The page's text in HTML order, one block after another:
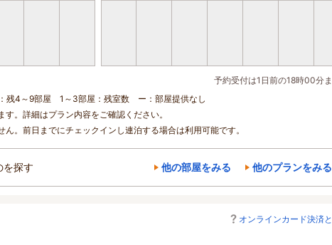
予約受付は1日前の18時00分
4～9部屋 1～3部屋：残室数 ー：部屋提供なし
。詳細はプラン内容をご確認ください。
。前日までにチェックインし連泊する場合は利用可能です。
を探す 他の部屋をみる 他のプランをみる
オンラインカード決済